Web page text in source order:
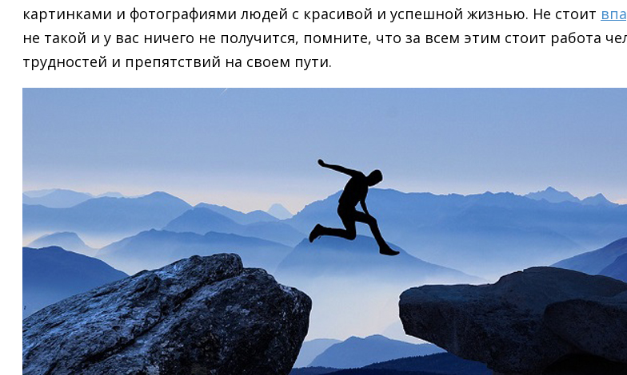
картинками и фотографиями людей с красивой и успешной жизнью. Не стоит
не такой и у вас ничего не получится, помните, что за всем этим стоит работа
трудностей и препятствий на своем пути.